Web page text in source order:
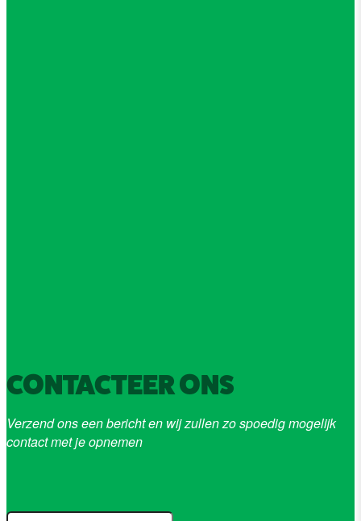
CONTACTEER ONS
Verzend ons een bericht en wij zullen zo spoedig mogelijk
contact met je opnemen